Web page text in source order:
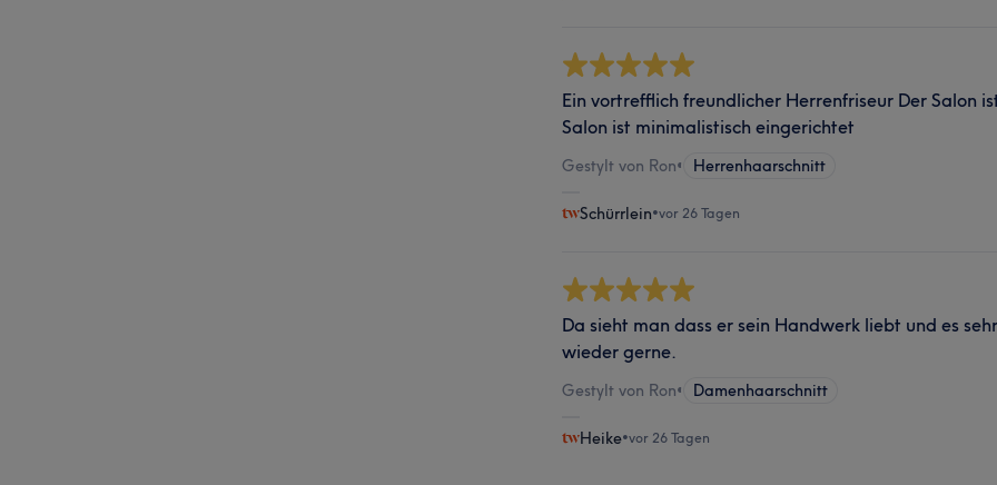
Ein vortrefflich freundlicher Herrenfriseur Der Salon
Salon ist minimalistisch eingerichtet
Gestylt von Ron• Herrenhaarschnitt
Schürrlein•vor 26 Tagen
Da sieht man dass er sein Handwerk liebt und es
wieder gerne.
Gestylt von Ron• Damenhaarschnitt
Heike•vor 26 Tagen